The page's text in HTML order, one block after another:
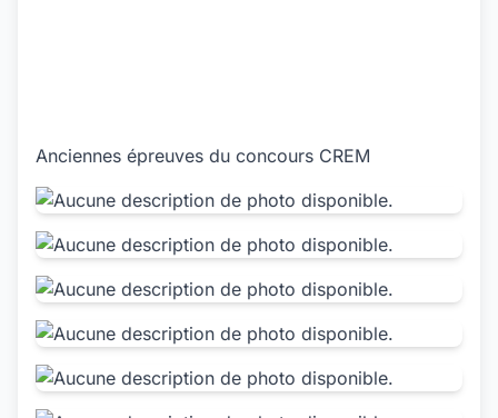
Anciennes épreuves du concours CREM